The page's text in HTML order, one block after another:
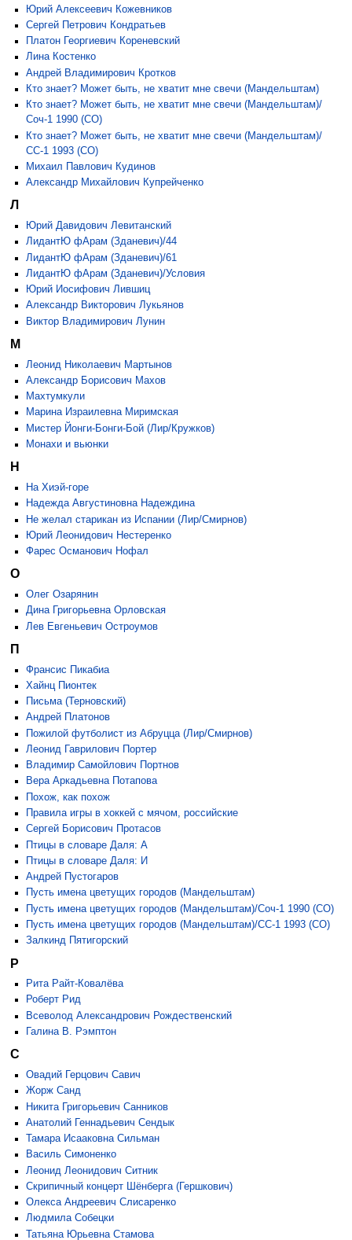
Юрий Алексеевич Кожевников
Сергей Петрович Кондратьев
Платон Георгиевич Кореневский
Лина Костенко
Андрей Владимирович Кротков
Кто знает? Может быть, не хватит мне свечи (Мандельштам)
Кто знает? Может быть, не хватит мне свечи (Мандельштам)/
Соч-1 1990 (СО)
Кто знает? Может быть, не хватит мне свечи (Мандельштам)/
СС-1 1993 (СО)
Михаил Павлович Кудинов
Александр Михайлович Купрейченко
Л
Юрий Давидович Левитанский
ЛидантЮ фАрам (Зданевич)/44
ЛидантЮ фАрам (Зданевич)/61
ЛидантЮ фАрам (Зданевич)/Условия
Юрий Иосифович Лившиц
Александр Викторович Лукьянов
Виктор Владимирович Лунин
М
Леонид Николаевич Мартынов
Александр Борисович Махов
Махтумкули
Марина Израилевна Миримская
Мистер Йонги-Бонги-Бой (Лир/Кружков)
Монахи и вьюнки
Н
На Хиэй-горе
Надежда Августиновна Надеждина
Не желал старикан из Испании (Лир/Смирнов)
Юрий Леонидович Нестеренко
Фарес Османович Нофал
О
Олег Озарянин
Дина Григорьевна Орловская
Лев Евгеньевич Остроумов
П
Франсис Пикабиа
Хайнц Пионтек
Письма (Терновский)
Андрей Платонов
Пожилой футболист из Абруцца (Лир/Смирнов)
Леонид Гаврилович Портер
Владимир Самойлович Портнов
Вера Аркадьевна Потапова
Похож, как похож
Правила игры в хоккей с мячом, российские
Сергей Борисович Протасов
Птицы в словаре Даля: А
Птицы в словаре Даля: И
Андрей Пустогаров
Пусть имена цветущих городов (Мандельштам)
Пусть имена цветущих городов (Мандельштам)/Соч-1 1990 (СО)
Пусть имена цветущих городов (Мандельштам)/СС-1 1993 (СО)
Залкинд Пятигорский
Р
Рита Райт-Ковалёва
Роберт Рид
Всеволод Александрович Рождественский
Галина В. Рэмптон
С
Овадий Герцович Савич
Жорж Санд
Никита Григорьевич Санников
Анатолий Геннадьевич Сендык
Тамара Исааковна Сильман
Василь Симоненко
Леонид Леонидович Ситник
Скрипичный концерт Шёнберга (Гершкович)
Олекса Андреевич Слисаренко
Людмила Собецки
Татьяна Юрьевна Стамова